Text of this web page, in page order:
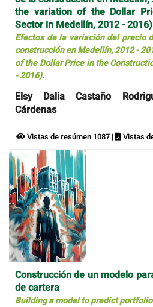
the variation of the Dollar
Sector in Medellín, 2012 -
Efectos de la variación del precio
construcción en Medellín, 2012 -
of the Dollar Price in the
- 2016).
Elsy Dalia Castaño
Cárdenas
Vistas de resúmen 1087 | Vistas
Construcción de un modelo
de cartera
Building a model to predict